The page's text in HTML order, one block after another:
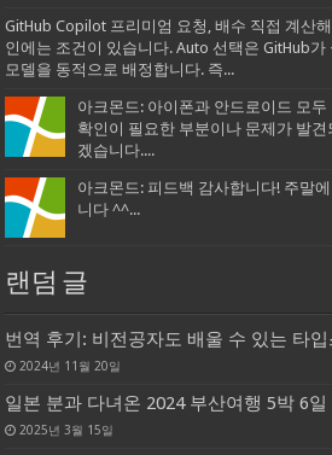
GitHub Copilot 프리미엄 요청, 배수 직접 계산
인에는 조건이 있습니다. Auto 선택은 GitHub
모델을 동적으로 배정합니다. 즉...
아크몬드: 아이폰과 안드로이드 모
확인이 필요한 부분이나 문제가 발
겠습니다....
아크몬드: 피드백 감사합니다! 주말
니다 ^^...
랜덤 글
번역 후기: 비전공자도 배울 수 있는 타
2024년 11월 20일
일본 분과 다녀온 2024 부산여행 5박 6일
2025년 3월 15일